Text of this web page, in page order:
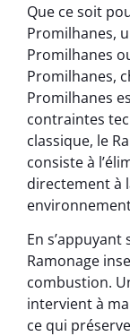
Que ce soit
Promilhanes,
Promilhanes
Promilhanes,
Promilhanes
contraintes
classique, le
consiste à
directement à
En
Ramonage
combustion.
intervient à
ce qui